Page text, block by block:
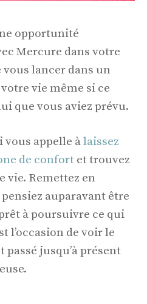
opportunité
Mercure dans votre
vous lancer dans un
vie même si ce
que vous aviez prévu.
vous appelle àlaissez
de confort et trouvez
vie. Remettez en
auparavant être
à poursuivre ce qui
l’occasion de voir le
passé jusqu’à présent